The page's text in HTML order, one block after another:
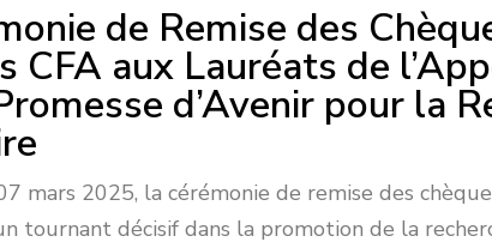
de Remise des
CFA aux Lauréats de
d’Avenir pour la
mars 2025, la cérémonie de remise des
tournant décisif dans la promotion de la